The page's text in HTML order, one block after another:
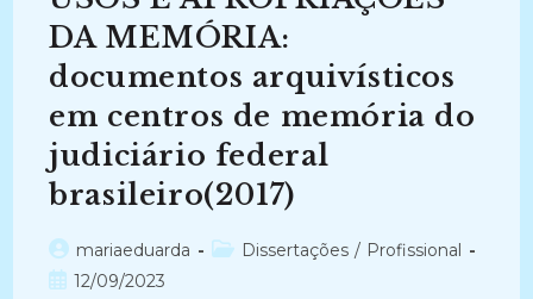
2006)
DA MEMÓRIA:
documentos arquivísticos
em centros de memória do
judiciário federal
brasileiro(2017)
Autor
do
mariaeduarda
Categoria
Dissertações / Profissional
Post12/09/2023